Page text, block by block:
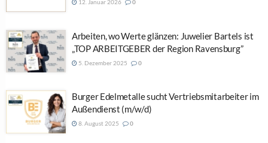
12. Januar 2026 0
Arbeiten, wo Werte glänzen: Juwelier Bartels ist
„TOP ARBEITGEBER der Region Ravensburg”
5. Dezember 2025 0
Burger Edelmetalle sucht Vertriebsmitarbeiter im
Außendienst (m/w/d)
8. August 2025 0